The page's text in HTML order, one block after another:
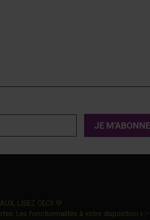
LISEZ CECI! 💚
Les fonctionnalités à votre disposition 👉